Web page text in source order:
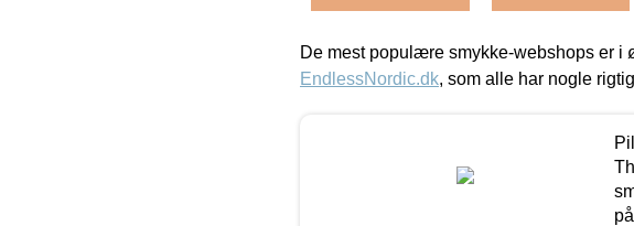
De mest populære smykke-webshops er i
EndlessNordic.dk, som alle har nogle